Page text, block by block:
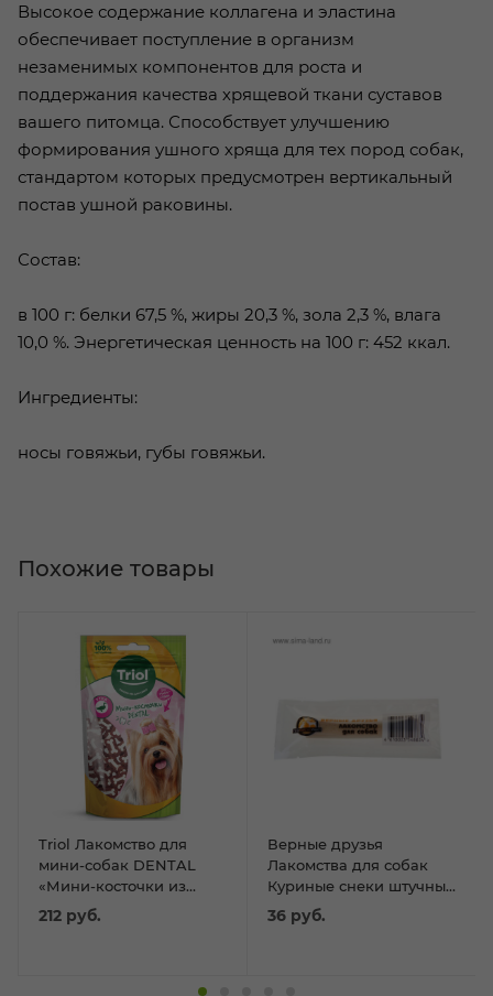
Высокое содержание коллагена и эластина
обеспечивает поступление в организм
незаменимых компонентов для роста и
поддержания качества хрящевой ткани суставов
вашего питомца. Способствует улучшению
формирования ушного хряща для тех пород собак,
стандартом которых предусмотрен вертикальный
постав ушной раковины.
Состав:
в 100 г: белки 67,5 %, жиры 20,3 %, зола 2,3 %, влага
10,0 %. Энергетическая ценность на 100 г: 452 ккал.
Ингредиенты:
носы говяжьи, губы говяжьи.
Triol Лакомство для
мини-собак DENTAL
«Мини-косточки из
утки», 50г
212 руб.
Верные друзья
Лакомства для собак
Куриные снеки штучные
лакомства 16гр
36 руб.
Похожие товары